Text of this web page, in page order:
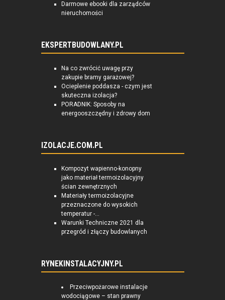
Darmowe ebooki dla zarządców
nieruchomości
EKSPERTBUDOWLANY.PL
Na co zwrócić uwagę przy
zakupie bramy garażowej?
Ocieplenie poddasza - czym jest
skuteczna izolacja?
PORADNIK: Sposoby na
energooszczędny i zdrowy dom
IZOLACJE.COM.PL
Kompozyt wapienno-konopny
jako materiał termoizolacyjny
ścian zewnętrznych
Materiały termoizolacyjne
przeznaczone do wysokich
temperatur -...
Warunki Techniczne 2021 dla
przegród i złączy budowlanych
RYNEKINSTALACYJNY.PL
Przeciwpożarowe instalacje
wodociągowe – stan prawny